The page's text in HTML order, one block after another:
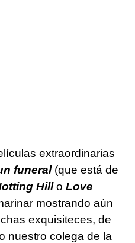
extraordinarias
funeral (que está de
Hill o Love
mostrando aún
exquisiteces, de
nuestro colega de la